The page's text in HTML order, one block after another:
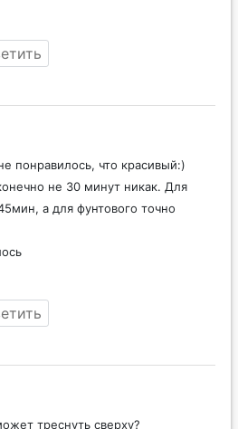
понравилось, что красивый:)
не 30 минут никак. Для
а для фунтового точно
треснуть сверху?